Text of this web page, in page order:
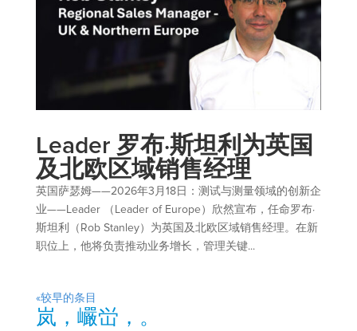
Leader 罗布·斯坦利为英国
及北欧区域销售经理
英国萨瑟姆——2026年3月18日：测试与测量领域的创新企
业——Leader （Leader of Europe）欣然宣布，任命罗布·
斯坦利（Rob Stanley）为英国及北欧区域销售经理。在新
职位上，他将负责推动业务增长，管理关键...
«较早的条目
岚，巗峃，。